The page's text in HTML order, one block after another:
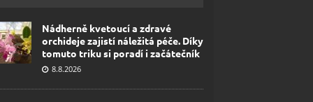
Nádherně kvetoucí a zdravé
orchideje zajistí náležitá péče. Díky
tomuto triku si poradí i začátečník
8.8.2026